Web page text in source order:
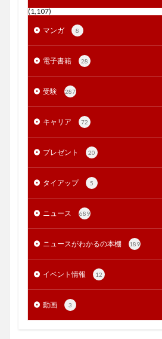
(1,107)
マンガ 8
電子書籍 28
受験 287
キャリア 72
プレゼント 20
タイアップ 5
ニュース 689
ニュースがわかるの本棚 189
イベント情報 12
動画 3